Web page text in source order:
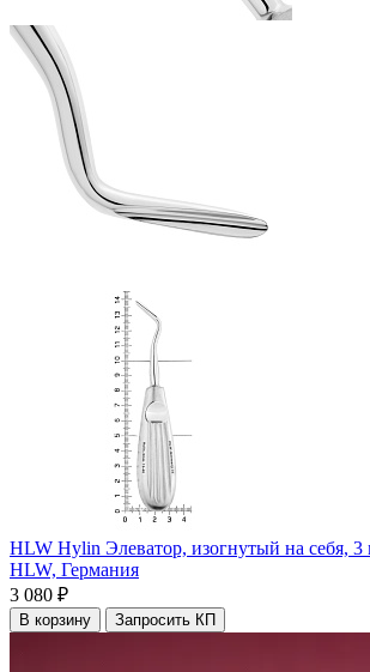
HLW Hylin Элеватор, изогнутый на себя,
HLW, Германия
3 080 ₽
В корзину Запросить КП